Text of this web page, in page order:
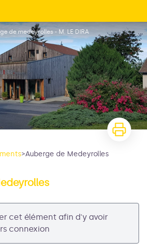
de medeyrolles - M. LE DIRA
Voir l'image en plein écran
>Auberge de Medeyrolles
cet élément afin d'y avoir
connexion